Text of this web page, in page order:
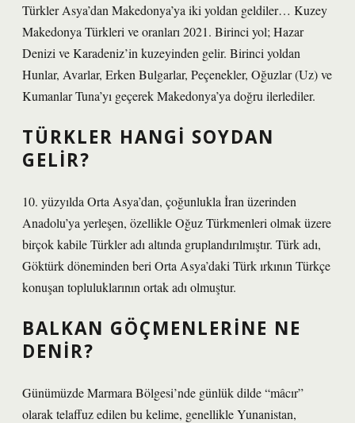
Türkler Asya’dan Makedonya’ya iki yoldan geldiler… Kuzey
Makedonya Türkleri ve oranları 2021. Birinci yol; Hazar
Denizi ve Karadeniz’in kuzeyinden gelir. Birinci yoldan
Hunlar, Avarlar, Erken Bulgarlar, Peçenekler, Oğuzlar (Uz) ve
Kumanlar Tuna’yı geçerek Makedonya’ya doğru ilerlediler.
TÜRKLER HANGI SOYDAN
GELIR?
10. yüzyılda Orta Asya’dan, çoğunlukla İran üzerinden
Anadolu’ya yerleşen, özellikle Oğuz Türkmenleri olmak üzere
birçok kabile Türkler adı altında gruplandırılmıştır. Türk adı,
Göktürk döneminden beri Orta Asya’daki Türk ırkının Türkçe
konuşan topluluklarının ortak adı olmuştur.
BALKAN GÖÇMENLERINE NE
DENIR?
Günümüzde Marmara Bölgesi’nde günlük dilde “mâcır”
olarak telaffuz edilen bu kelime, genellikle Yunanistan,